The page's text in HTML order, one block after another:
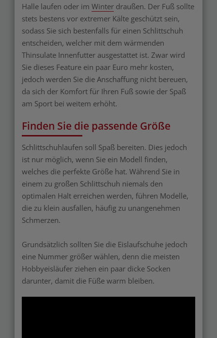
Halle laufen oder im Winter draußen. Der Fuß sollte
stets bestens vor extremer Kälte geschützt sein,
sodass Sie sich bestenfalls für einen Schlittschuh
entscheiden, welcher mit dem wärmenden
Thinsulate Innenfutter ausgestattet ist. Zwar wird
Sie dieses Feature ein paar Euro mehr kosten,
jedoch werden Sie die Anschaffung nicht bereuen,
da sich der Komfort für Ihren Fuß sowie der Spaß
am Sport bei weitem erhöht.
Finden Sie die passende Größe
Schlittschuhlaufen soll Spaß bereiten. Dies jedoch
ist nur möglich, wenn Sie ein Modell finden,
welches die perfekte Größe hat. Während Sie in
einem zu großen Schlittschuh niemals den
optimalen Halt erreichen werden, führen Modelle,
die zu klein ausfallen, häufig zu unangenehmen
Schmerzen.
Grundsätzlich sollten Sie die Eislaufschuhe jedoch
eine Nummer größer wählen, denn die meisten
Hobbyeisläufer ziehen ein paar dicke Socken
darunter, damit die Füße warm bleiben.